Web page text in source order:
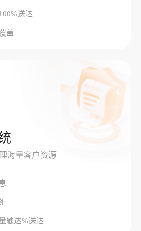
送达
盖
海量客户资源
触达%送达